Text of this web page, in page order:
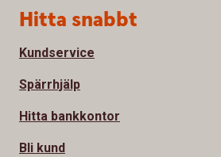
Sidfot
Hitta snabbt
Kundservice
Spärrhjälp
Hitta bankkontor
Bli kund